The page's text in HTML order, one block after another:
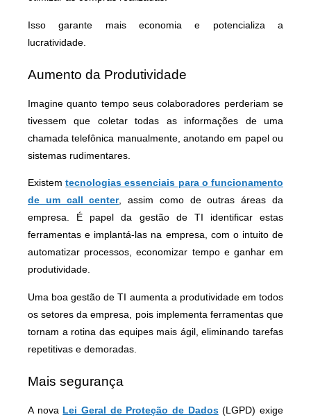
Isso garante mais economia e potencializa a
lucratividade.
Aumento da Produtividade
Imagine quanto tempo seus colaboradores perderiam se
tivessem que coletar todas as informações de uma
chamada telefônica manualmente, anotando em papel ou
sistemas rudimentares.
Existem tecnologias essenciais para o funcionamento
de um call center, assim como de outras áreas da
empresa. É papel da gestão de TI identificar estas
ferramentas e implantá-las na empresa, com o intuito de
automatizar processos, economizar tempo e ganhar em
produtividade.
Uma boa gestão de TI aumenta a produtividade em todos
os setores da empresa, pois implementa ferramentas que
tornam a rotina das equipes mais ágil, eliminando tarefas
repetitivas e demoradas.
Mais segurança
A nova Lei Geral de Proteção de Dados(LGPD) exige